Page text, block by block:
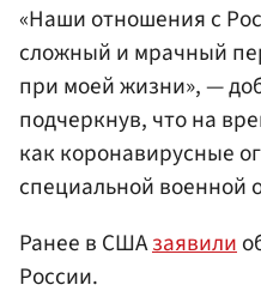
«Наши отношения с
сложный и мрачный
при моей жизни», —
подчеркнув, что на
как коронавирусные
специальной военной
Ранее в СШАзаявили
России.